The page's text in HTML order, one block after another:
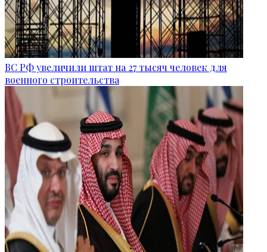
ВС РФ увеличили штат на 27 тысяч человек для
военного строительства